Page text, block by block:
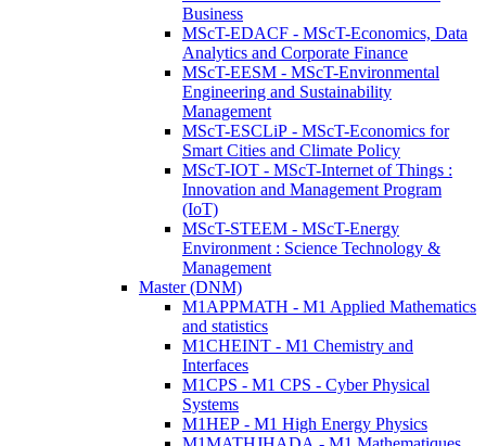
Business
MScT-EDACF - MScT-Economics, Data
Analytics and Corporate Finance
MScT-EESM - MScT-Environmental
Engineering and Sustainability
Management
MScT-ESCLiP - MScT-Economics for
Smart Cities and Climate Policy
MScT-IOT - MScT-Internet of Things :
Innovation and Management Program
(IoT)
MScT-STEEM - MScT-Energy
Environment : Science Technology &
Management
Master (DNM)
M1APPMATH - M1 Applied Mathematics
and statistics
M1CHEINT - M1 Chemistry and
Interfaces
M1CPS - M1 CPS - Cyber Physical
Systems
M1HEP - M1 High Energy Physics